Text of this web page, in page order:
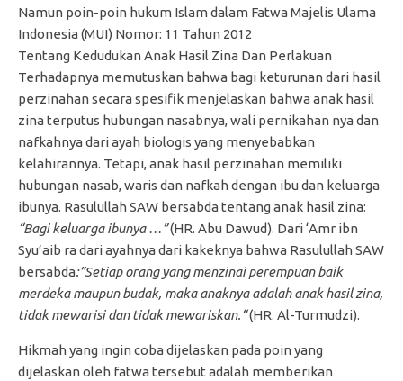
Namun poin-poin hukum Islam dalam Fatwa Majelis Ulama
Indonesia (MUI) Nomor: 11 Tahun 2012
Tentang Kedudukan Anak Hasil Zina Dan Perlakuan
Terhadapnya memutuskan bahwa bagi keturunan dari hasil
perzinahan secara spesifik menjelaskan bahwa anak hasil
zina terputus hubungan nasabnya, wali pernikahan nya dan
nafkahnya dari ayah biologis yang menyebabkan
kelahirannya. Tetapi, anak hasil perzinahan memiliki
hubungan nasab, waris dan nafkah dengan ibu dan keluarga
ibunya. Rasulullah SAW bersabda tentang anak hasil zina:
“Bagi keluarga ibunya …”(HR. Abu Dawud). Dari ‘Amr ibn
Syu’aib ra dari ayahnya dari kakeknya bahwa Rasulullah SAW
bersabda:”Setiap orang yang menzinai perempuan baik
merdeka maupun budak, maka anaknya adalah anak hasil zina,
tidak mewarisi dan tidak mewariskan.“(HR. Al-Turmudzi).
Hikmah yang ingin coba dijelaskan pada poin yang
dijelaskan oleh fatwa tersebut adalah memberikan